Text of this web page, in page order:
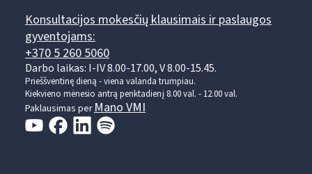
Konsultacijos mokesčių klausimais ir paslaugos
gyventojams:
+370 5 260 5060
Darbo laikas: I-IV 8.00-17.00, V 8.00-15.45.
Prieššventinę dieną - viena valanda trumpiau.
Kiekvieno mėnesio antrą penktadienį 8.00 val. - 12.00 val.
Paklausimas perMano VMI